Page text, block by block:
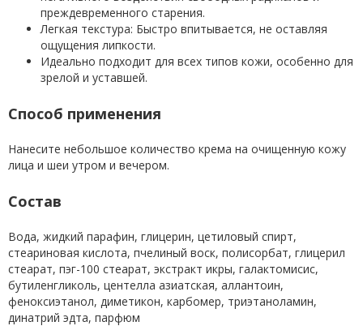
преждевременного старения.
Легкая текстура: Быстро впитывается, не оставляя
ощущения липкости.
Идеально подходит для всех типов кожи, особенно для
зрелой и уставшей.
Способ применения
Нанесите небольшое количество крема на очищенную кожу
лица и шеи утром и вечером.
Состав
Вода, жидкий парафин, глицерин, цетиловый спирт,
стеариновая кислота, пчелиный воск, полисорбат, глицерил
стеарат, пэг-100 стеарат, экстракт икры, галактомисис,
бутиленгликоль, центелла азиатская, аллантоин,
феноксиэтанол, диметикон, карбомер, триэтаноламин,
динатрий эдта, парфюм